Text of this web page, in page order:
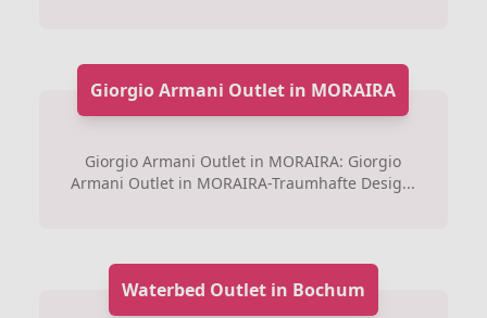
Giorgio Armani Outlet in MORAIRA
Giorgio Armani Outlet in MORAIRA: Giorgio
Armani Outlet in MORAIRA-Traumhafte Desig...
Waterbed Outlet in Bochum